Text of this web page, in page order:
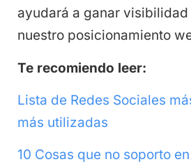
ayudará a ganar
nuestro posicionamiento
Te recomiendo leer:
Lista de Redes Sociales
más utilizadas
10 Cosas que no soporto